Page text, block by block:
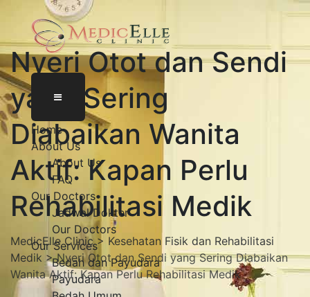
Home
About Us
About Us
FAQ
Our Doctors
Jadwal Dokter
Our Doctors
Our Services
Bedah dan Payudara
Payudara
Nyeri Otot dan Sendi
yang Sering
Diabaikan Wanita
Aktif: Kapan Perlu
Rehabilitasi Medik
MedicElle Clinic> Kesehatan Fisik dan Rehabilitasi
Medik >Nyeri Otot dan Sendi yang Sering Diabaikan
Wanita Aktif: Kapan Perlu Rehabilitasi Medik